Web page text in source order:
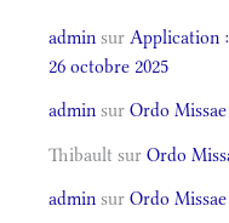
admin sur Application
26 octobre 2025
admin sur Ordo Missae
Thibault sur Ordo
admin sur Ordo Missae